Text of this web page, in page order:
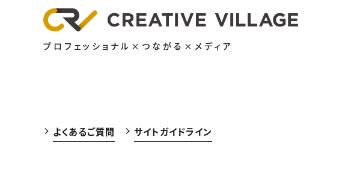
プロフェッショナル×つながる×メディア
よくあるご質問 サイトガイドライン